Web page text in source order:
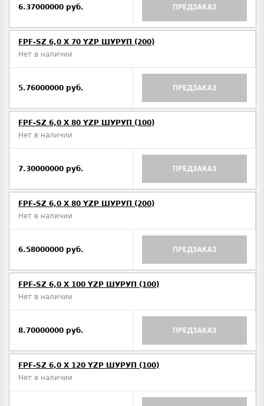
6.37000000 руб. ПРЕДЗАКАЗ
FPF-SZ 6,0 X 70 YZP ШУРУП (200)
Нет в наличии
5.76000000 руб. ПРЕДЗАКАЗ
FPF-SZ 6,0 X 80 YZP ШУРУП (100)
Нет в наличии
7.30000000 руб. ПРЕДЗАКАЗ
FPF-SZ 6,0 X 80 YZP ШУРУП (200)
Нет в наличии
6.58000000 руб. ПРЕДЗАКАЗ
FPF-SZ 6,0 X 100 YZP ШУРУП (100)
Нет в наличии
8.70000000 руб. ПРЕДЗАКАЗ
FPF-SZ 6,0 X 120 YZP ШУРУП (100)
Нет в наличии